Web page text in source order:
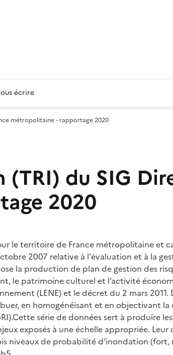
écrire
métropolitaine - rapportage 2020
du SIG
2020
le territoire de France métropolitaine et
2007 relative à l'évaluation et à la
la production de plan de gestion des
le patrimoine culturel et l’activité
(LENE) et le décret du 2 mars
en homogénéisant et en objectivant
série de données sert à produire
exposés à une échelle appropriée.
niveaux de probabilité d’inondation (fort,